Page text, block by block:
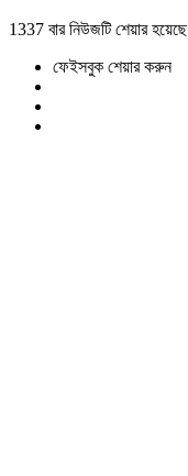
1337 বার নিউজটি শেয়ার হয়েছে
ফেইসবুক শেয়ার করুন